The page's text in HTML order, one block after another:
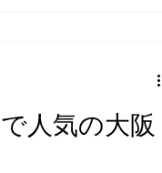
人気の大阪